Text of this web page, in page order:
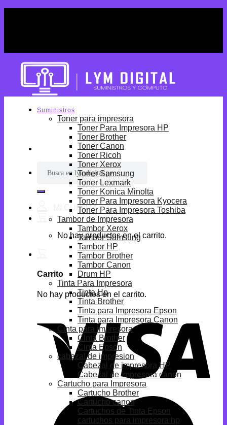
por:
No hay productos en el carrito.
Carrito
No hay productos en el carrito.
Suministros
Toner para impresora
Toner Para Impresora HP
Toner Brother
Toner Canon
Toner Ricoh
Toner Xerox
Toner Samsung
Toner Lexmark
Toner Konica Minolta
Toner Para Impresora Kyocera
Toner Para Impresora Toshiba
Tambor de Impresora
Tambor Xerox
Tambor Samsung
Tambor HP
Tambor Brother
Tambor Canon
Drum HP
Tinta Para Impresora
Tinta Hp
Tinta Brother
Tinta para Impresora Epson
Tinta para Impresora Canon
Cinta para impresora
Cinta Brother
Cinta Epson
cabezal de impresion
Cabezal de impresora HP
Cabezal de impresora canon
Cartucho para Impresora
Cartucho Brother
Cartucho canon
Cartuchos de Tinta Epson
cartuchos para impresora hp